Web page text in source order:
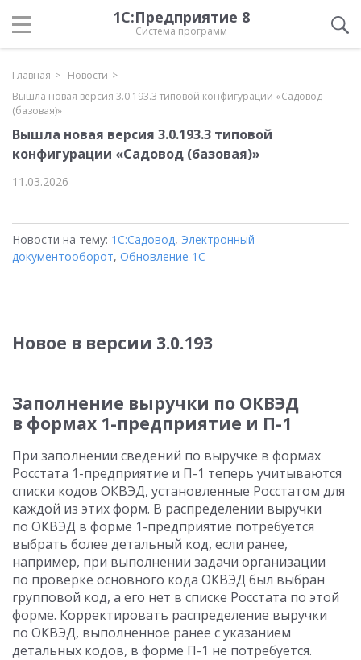
1С:Предприятие 8
Система программ
Главная
Новости
Вышла новая версия 3.0.193.3 типовой конфигурации «Садовод
(базовая)»
Вышла новая версия 3.0.193.3 типовой
конфигурации «Садовод (базовая)»
11.03.2026
Новости на тему: 1С:Садовод, Электронный
документооборот, Обновление 1С
Новое в версии 3.0.193
Заполнение выручки по ОКВЭД
в формах 1-предприятие и П-1
При заполнении сведений по выручке в формах
Росстата 1-предприятие и П-1 теперь учитываются
списки кодов ОКВЭД, установленные Росстатом для
каждой из этих форм. В распределении выручки
по ОКВЭД в форме 1-предприятие потребуется
выбрать более детальный код, если ранее,
например, при выполнении задачи организации
по проверке основного кода ОКВЭД был выбран
групповой код, а его нет в списке Росстата по этой
форме. Корректировать распределение выручки
по ОКВЭД, выполненное ранее с указанием
детальных кодов, в форме П-1 не потребуется.